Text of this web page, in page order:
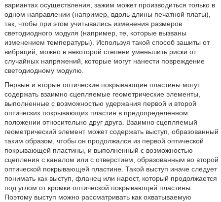
вариантах осуществления, зажим может производиться только в
одном направлении (например, вдоль длины печатной платы),
так, чтобы при этом учитывались изменения размеров
светодиодного модуля (например, те, которые вызваны
изменением температуры). Используя такой способ зашиты от
вибраций, можно в некоторой степени уменьшить риски от
случайных напряжений, которые могут нанести повреждение
светодиодному модулю.
Первые и вторые оптические покрывающие пластины могут
содержать взаимно сцепляемые геометрические элементы,
выполненные с возможностью удержания первой и второй
оптических покрывающих пластин в предопределенном
положении относительно друг друга. Взаимно сцепляемый
геометрический элемент может содержать выступ, образованный
таким образом, чтобы он продолжался из первой оптической
покрывающей пластины, и выполненный с возможностью
сцепления с каналом или с отверстием, образованным во второй
оптической покрывающей пластине. Такой выступ иначе следует
понимать как выступ, фланец или нарост, который продолжается
под углом от кромки оптической покрывающей пластины.
Поэтому выступ можно рассматривать как охватываемую